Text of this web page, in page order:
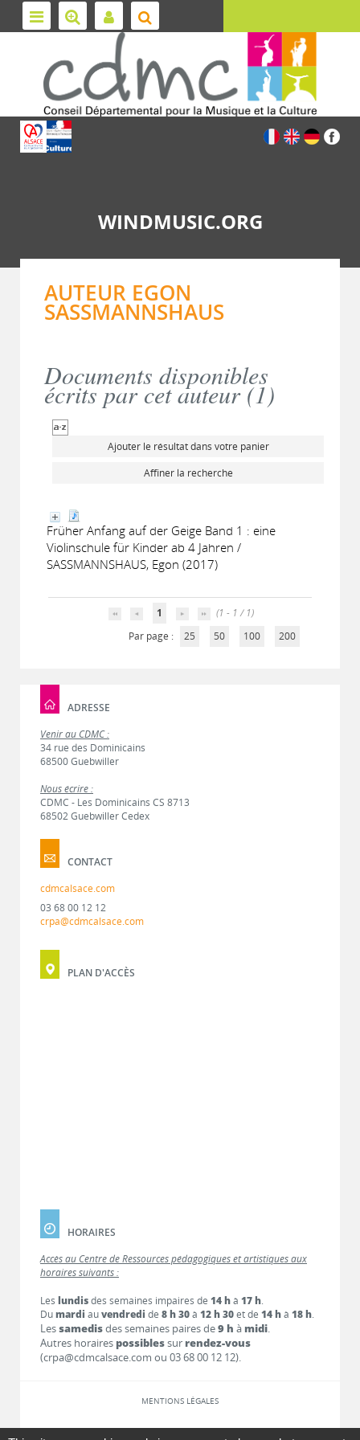
WINDMUSIC.ORG
AUTEUR EGON
SASSMANNSHAUS
Documents disponibles
écrits par cet auteur (1)
Ajouter le résultat dans votre panier
Affiner la recherche
Früher Anfang auf der Geige Band 1 : eine
Violinschule für Kinder ab 4 Jahren /
SASSMANNSHAUS, Egon (2017)
1
(1 - 1 / 1)
Par page :
25 50 100 200
ADRESSE
Venir au CDMC :
34 rue des Dominicains
68500 Guebwiller
Nous écrire :
CDMC - Les Dominicains CS 8713
68502 Guebwiller Cedex
CONTACT
cdmcalsace.com
03 68 00 12 12
crpa@cdmcalsace.com
PLAN D'ACCÈS
HORAIRES
Accès au Centre de Ressources pédagogiques et artistiques aux
horaires suivants :
Les lundisdes semaines impaires de 14 hà 17 h.
Dumardi auvendredi de 8 h 30à 12 h 30et de 14 hà 18 h.
Lessamedisdes semaines paires de9 h à midi.
Autres horaires possiblessur rendez-vous
(crpa@cdmcalsace.com ou 03 68 00 12 12).
MENTIONS LÉGALES